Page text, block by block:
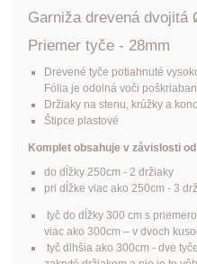
Garniža drevená dvojitá
Priemer tyče - 28mm
Drevené tyče potiahnuté
Fólia je odolná voči
Držiaky na stenu, krúžky a
Štipce plastové
Komplet obsahuje v závislosti
do dĺžky 250cm - 2 držiaky
pri dĺžke viac ako 250cm - 3
tyč do dĺžky 300 сm s
viac ako 300cm – v dvoch
tyč dlhšia ako 300cm - dve